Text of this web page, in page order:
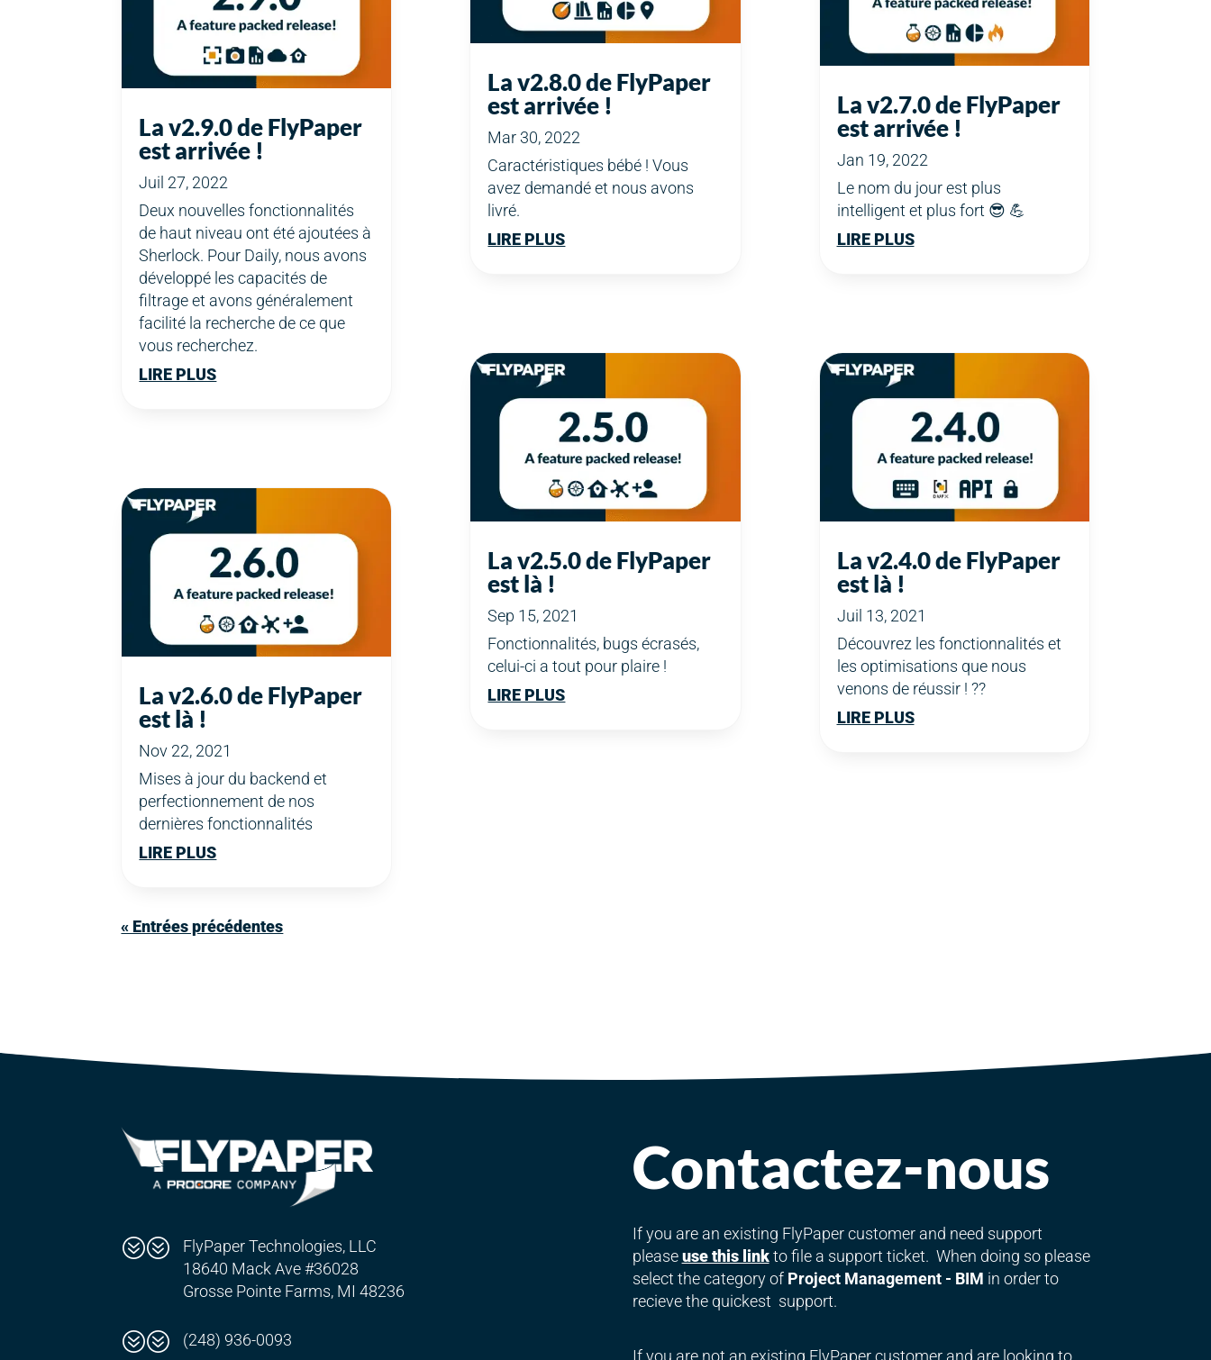
La v2.9.0 de FlyPaper
est arrivée !
Juil 27, 2022
Deux nouvelles fonctionnalités
de haut niveau ont été ajoutées à
Sherlock. Pour Daily, nous avons
développé les capacités de
filtrage et avons généralement
facilité la recherche de ce que
vous recherchez.
LIRE PLUS
La v2.6.0 de FlyPaper
est là !
Nov 22, 2021
Mises à jour du backend et
perfectionnement de nos
dernières fonctionnalités
LIRE PLUS
La v2.8.0 de FlyPaper
est arrivée !
Mar 30, 2022
Caractéristiques bébé ! Vous
avez demandé et nous avons
livré.
LIRE PLUS
La v2.5.0 de FlyPaper
est là !
Sep 15, 2021
Fonctionnalités, bugs écrasés,
celui-ci a tout pour plaire !
LIRE PLUS
La v2.7.0 de FlyPaper
est arrivée !
Jan 19, 2022
Le nom du jour est plus
intelligent et plus fort 😎 💪
LIRE PLUS
La v2.4.0 de FlyPaper
est là !
Juil 13, 2021
Découvrez les fonctionnalités et
les optimisations que nous
venons de réussir ! ??
LIRE PLUS
« Entrées précédentes
??
FlyPaper Technologies, LLC
18640 Mack Ave #36028
Grosse Pointe Farms, MI 48236
?? (248) 936-0093
Contactez-nous
If you are an existing FlyPaper customer and need support
pleaseuse this linkto file a support ticket. When doing so please
select the category of Project Management - BIM in order to
recieve the quickest support.